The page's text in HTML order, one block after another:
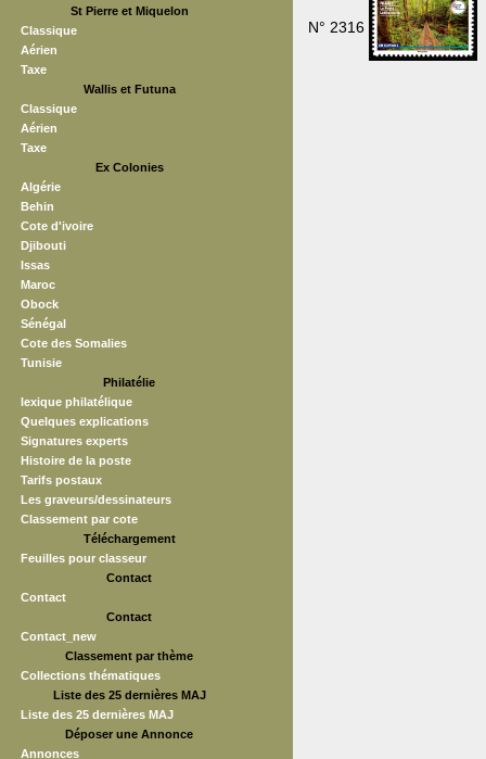
St Pierre et Miquelon
Classique
Aérien
Taxe
Wallis et Futuna
Classique
Aérien
Taxe
Ex Colonies
Algérie
Behin
Cote d'ivoire
Djibouti
Issas
Maroc
Obock
Sénégal
Cote des Somalies
Tunisie
Philatélie
lexique philatélique
Quelques explications
Signatures experts
Histoire de la poste
Tarifs postaux
Les graveurs/dessinateurs
Classement par cote
Téléchargement
Feuilles pour classeur
Contact
Contact
Contact
Contact_new
Classement par thème
Collections thématiques
Liste des 25 dernières MAJ
Liste des 25 dernières MAJ
Déposer une Annonce
Annonces
N° 2316